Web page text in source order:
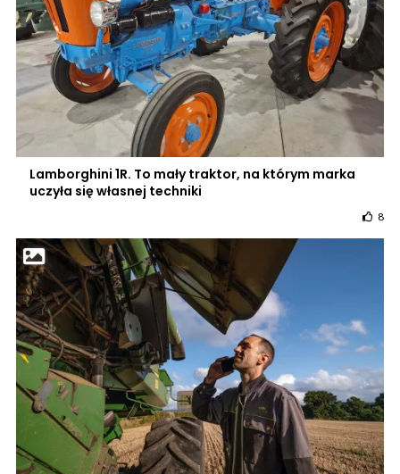
Lamborghini 1R. To mały traktor, na którym marka
uczyła się własnej techniki
8